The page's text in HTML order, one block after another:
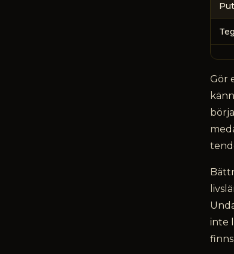
fasad
Gör
inte